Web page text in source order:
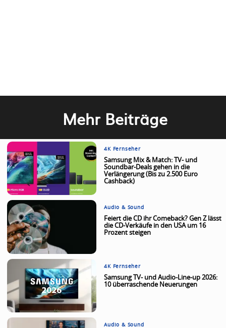
Mehr Beiträge
4K Fernseher
Samsung Mix & Match: TV- und
Soundbar-Deals gehen in die
Verlängerung (Bis zu 2.500 Euro
Cashback)
Audio & Sound
Feiert die CD ihr Comeback? Gen Z lässt
die CD-Verkäufe in den USA um 16
Prozent steigen
4K Fernseher
Samsung TV- und Audio-Line-up 2026:
10 überraschende Neuerungen
Audio & Sound